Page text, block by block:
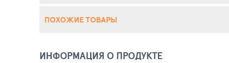
ПОХОЖИЕ ТОВАРЫ
ИНФОРМАЦИЯ О ПРОДУКТЕ